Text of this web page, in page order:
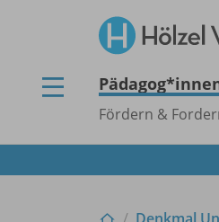
Fördern &
Denkmal